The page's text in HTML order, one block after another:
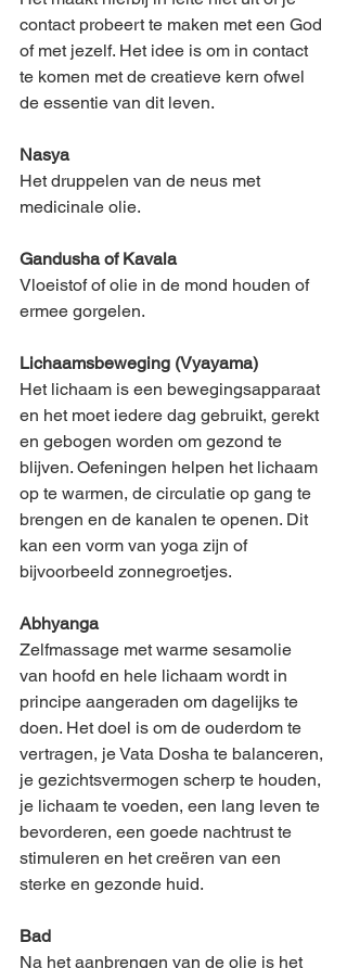
contact probeert te maken met een God
of met jezelf. Het idee is om in contact
te komen met de creatieve kern ofwel
de essentie van dit leven.
Nasya
Het druppelen van de neus met
medicinale olie.
Gandusha of Kavala
Vloeistof of olie in de mond houden of
ermee gorgelen.
Lichaamsbeweging (Vyayama)
Het lichaam is een bewegingsapparaat
en het moet iedere dag gebruikt, gerekt
en gebogen worden om gezond te
blijven. Oefeningen helpen het lichaam
op te warmen, de circulatie op gang te
brengen en de kanalen te openen. Dit
kan een vorm van yoga zijn of
bijvoorbeeld zonnegroetjes.
Abhyanga
Zelfmassage met warme sesamolie
van hoofd en hele lichaam wordt in
principe aangeraden om dagelijks te
doen. Het doel is om de ouderdom te
vertragen, je Vata Dosha te balanceren,
je gezichtsvermogen scherp te houden,
je lichaam te voeden, een lang leven te
bevorderen, een goede nachtrust te
stimuleren en het creëren van een
sterke en gezonde huid.
Bad
Na het aanbrengen van de olie is het